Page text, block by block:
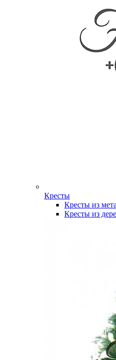
Кресты
Кресты из
Кресты из